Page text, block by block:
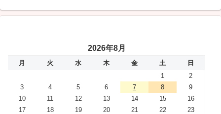
2026年8月
月 火 水 木 金 土
日
1
2
3
4 5 6 7 8
9
10
11 12 13 14 15
16
17
18 19 20 21 22
23